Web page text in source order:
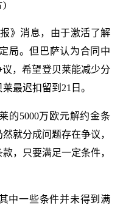
)
》消息，由于激活了解
局。但巴萨认为合同中
，希望登贝莱能减少分
最迟扣留到21日。
的5000万欧元解约金条
就分成问题存在争议，
，只要满足一定条件，
中一些条件并未得到满